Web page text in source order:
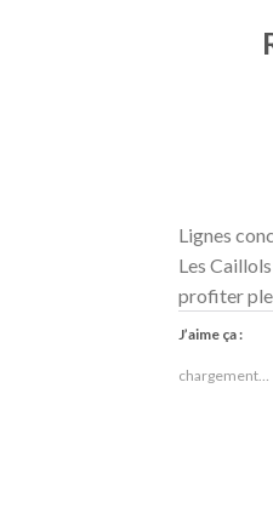
Lignes
Les
profiter
J’aime ça :
chargement…